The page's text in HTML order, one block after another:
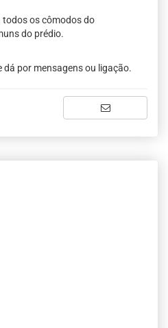
todos os cômodos do
do prédio.
por mensagens ou ligação.